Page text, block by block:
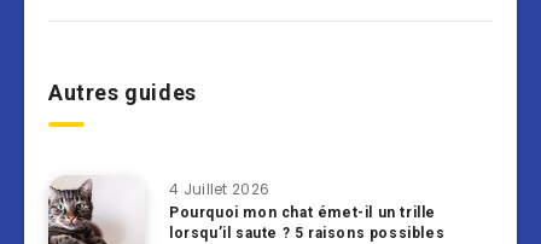
Autres guides
4 Juillet 2026
Pourquoi mon chat émet-il un trille
lorsqu’il saute ? 5 raisons possibles